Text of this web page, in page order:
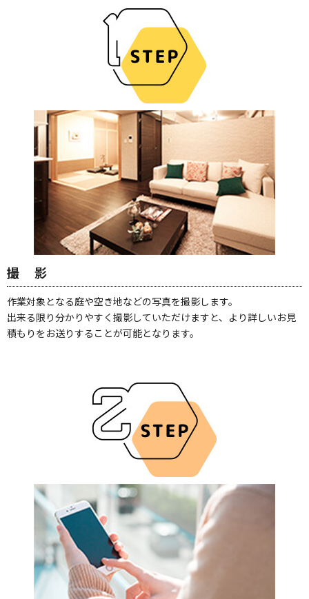
撮 影
作業対象となる庭や空き地などの写真を撮影します。
出来る限り分かりやすく撮影していただけますと、より詳しいお見
積もりをお送りすることが可能となります。